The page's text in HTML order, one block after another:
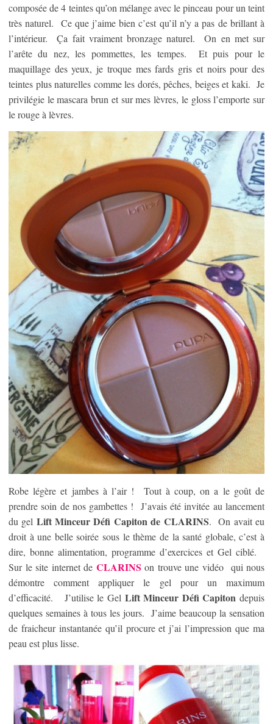
composée de 4 teintes qu’on mélange avec le pinceau pour un teint
très naturel. Ce que j’aime bien c’est qu’il n’y a pas de brillant à
l’intérieur. Ça fait vraiment bronzage naturel. On en met sur
l’arête du nez, les pommettes, les tempes. Et puis pour le
maquillage des yeux, je troque mes fards gris et noirs pour des
teintes plus naturelles comme les dorés, pêches, beiges et kaki. Je
privilégie le mascara brun et sur mes lèvres, le gloss l’emporte sur
le rouge à lèvres.
Robe légère et jambes à l’air ! Tout à coup, on a le goût de
prendre soin de nos gambettes ! J’avais été invitée au lancement
du gel Lift Minceur Défi Capiton de CLARINS. On avait eu
droit à une belle soirée sous le thème de la santé globale, c’est à
dire, bonne alimentation, programme d’exercices et Gel ciblé.
Sur le site internet de CLARINS on trouve une vidéo qui nous
démontre comment appliquer le gel pour un maximum
d’efficacité. J’utilise le Gel Lift Minceur Défi Capiton depuis
quelques semaines à tous les jours. J’aime beaucoup la sensation
de fraicheur instantanée qu’il procure et j’ai l’impression que ma
peau est plus lisse.